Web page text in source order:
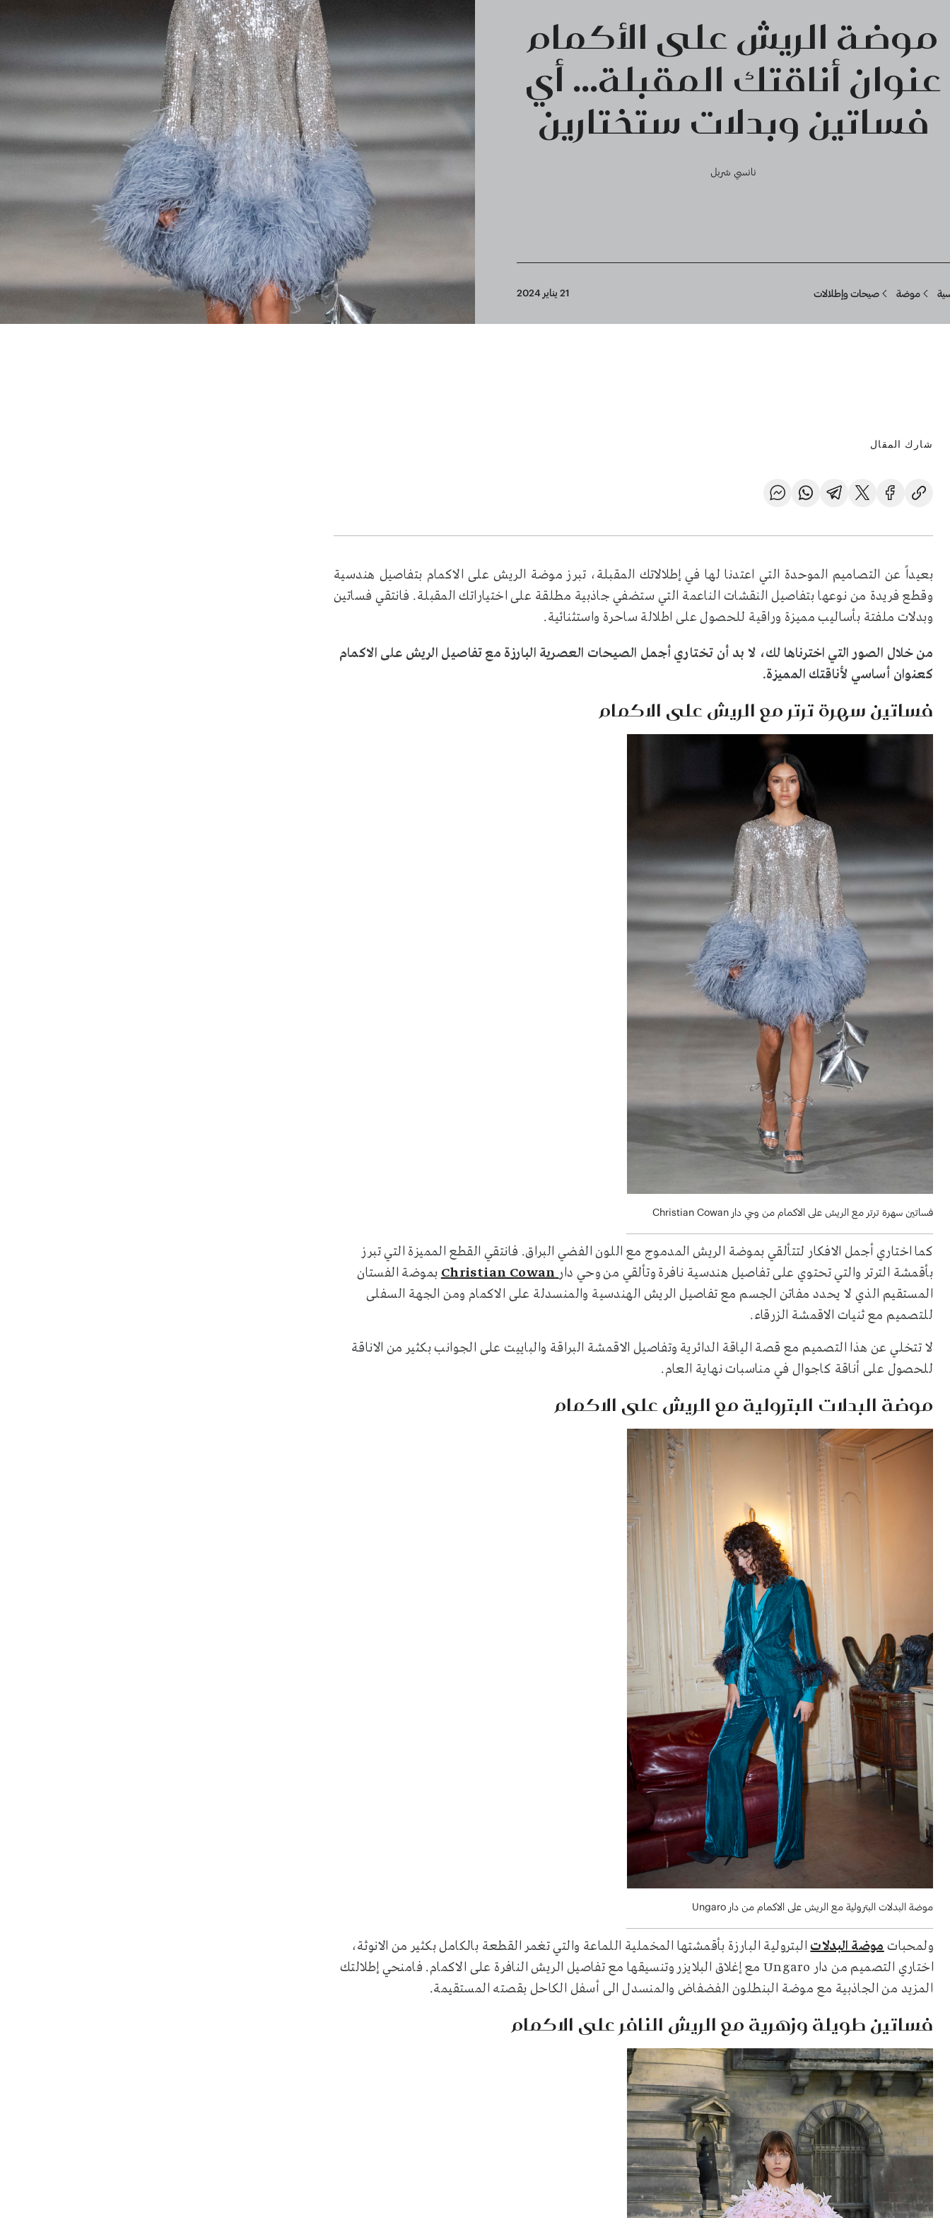
موضة الريش على الأكمام
عنوان أناقتك المقبلة... أي
فساتين وبدلات ستختارين
نانسي شربل
موضة صيحات وإطلالات 21 يناير 2024
شارك المقال
بعيداً عن التصاميم الموحدة التي اعتدنا لها في إطلالاتك المقبلة، تبرز موضة الريش على الاكمام بتفاصيل هندسية
وقطع فريدة من نوعها بتفاصيل النقشات الناعمة التي ستضفي جاذبية مطلقة على اختياراتك المقبلة. فانتقي فساتين
وبدلات ملفتة بأساليب مميزة وراقية للحصول على اطلالة ساحرة واستثنائية.
من خلال الصور التي اخترناها لك، لا بد أن تختاري أجمل الصيحات العصرية البارزة مع تفاصيل الريش على الاكمام
كعنوان أساسي لأناقتك المميزة.
فساتين سهرة ترتر مع الريش على الاكمام
فساتين سهرة ترتر مع الريش على الاكمام من وحي دار Christian Cowan
كما اختاري أجمل الافكار لتتألقي بموضة الريش المدموج مع اللون الفضي البراق. فانتقي القطع المميزة التي تبرز
بأقمشة الترتر والتي تحتوي على تفاصيل هندسية نافرة وتألقي من وحي دارChristian Cowan
بموضة الفستان
المستقيم الذي لا يحدد مفاتن الجسم مع تفاصيل الريش الهندسية والمنسدلة على الاكمام ومن الجهة السفلى
للتصميم مع ثنيات الاقمشة الزرقاء.
لا تتخلي عن هذا التصميم مع قصة الياقة الدائرية وتفاصيل الاقمشة البراقة والباييت على الجوانب بكثير من الاناقة
للحصول على أناقة كاجوال في مناسبات نهاية العام.
موضة البدلات البترولية مع الريش على الاكمام
موضة البدلات البترولية مع الريش على الاكمام من دار Ungaro
ولمحباتموضة البدلاتالبترولية البارزة بأقمشتها المخملية اللماعة والتي تغمر القطعة بالكامل بكثير من الانوثة،
اختاري التصميم من دار Ungaro مع إغلاق البلايزر وتنسيقها مع تفاصيل الريش النافرة على الاكمام. فامنحي إطلالتك
المزيد من الجاذبية مع موضة البنطلون الفضفاض والمنسدل الى أسفل الكاحل بقصته المستقيمة.
فساتين طويلة وزهرية مع الريش النافر على الاكمام